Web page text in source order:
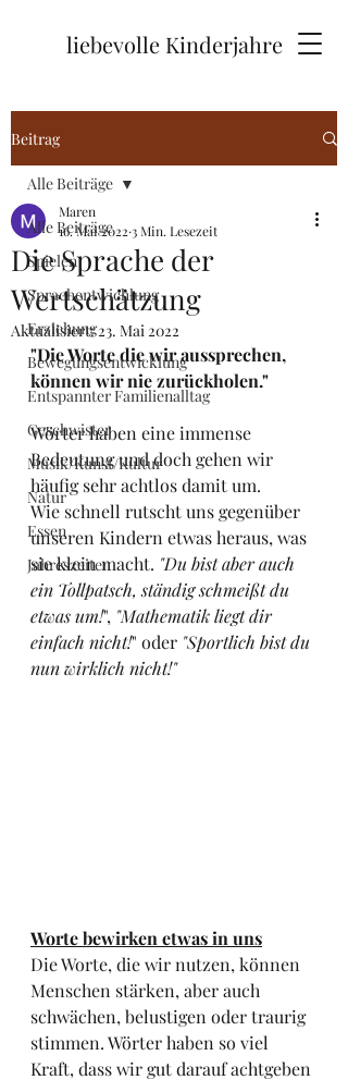
liebevolle Kinderjahre
Beitrag
Alle Beiträge
Spielen
Sprachentwichlung
Erziehung
Bewegungsentwicklung
Entspannter Familienalltag
Geschwister
Musik/Kunst/Kultur
Natur
Essen
Jahreszeiten
Alle Beiträge
Die Sprache der
Wertschätzung
Maren
16. Mai 2022 3 Min. Lesezeit
Aktualisiert:23. Mai 2022
"Die Worte die wir aussprechen,
können wir nie zurückholen."
Wörter haben eine immense
Bedeutung und doch gehen wir
häufig sehr achtlos damit um.
Wie schnell rutscht uns gegenüber
unseren Kindern etwas heraus, was
sie klein macht. "Du bist aber auch
ein Tollpatsch, ständig schmeißt du
etwas um!", "Mathematik liegt dir
einfach nicht!" oder "Sportlich bist du
nun wirklich nicht!"
Worte bewirken etwas in uns
Die Worte, die wir nutzen, können
Menschen stärken, aber auch
schwächen, belustigen oder traurig
stimmen. Wörter haben so viel
Kraft, dass wir gut darauf achtgeben